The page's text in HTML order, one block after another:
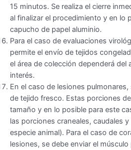
15 minutos. Se realiza el cierre
al finalizar el procedimiento y en lo
capucho de papel aluminio.
Para el caso de evaluaciones
permite el envío de tejidos
el área de colección dependerá del
interés.
En el caso de lesiones
de tejido fresco. Estas porciones
tamaño y en lo posible para este
las porciones craneales, caudales
especie animal). Para el caso de
lesiones, se debe enviar el